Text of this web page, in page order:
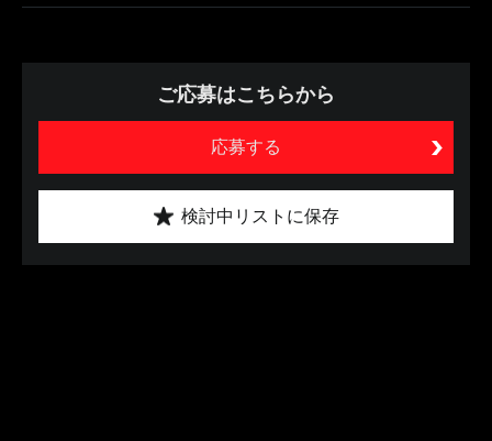
ご応募はこちらから
応募する
検討中リストに保存